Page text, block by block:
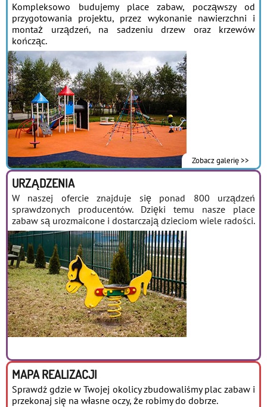
Kompleksowo budujemy place zabaw, począwszy od
przygotowania projektu, przez wykonanie nawierzchni i
montaż urządzeń, na sadzeniu drzew oraz krzewów
kończąc.
Zobacz galerię >>
URZĄDZENIA
W naszej ofercie znajduje się ponad 800 urządzeń
sprawdzonych producentów. Dzięki temu nasze place
zabaw są urozmaicone i dostarczają dzieciom wiele radości.
MAPA REALIZACJI
Sprawdź gdzie w Twojej okolicy zbudowaliśmy plac zabaw i
przekonaj się na własne oczy, że robimy do dobrze.